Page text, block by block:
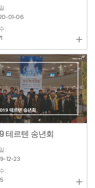
:
01-06
:

테르텐 송년회
:
12-23
:
